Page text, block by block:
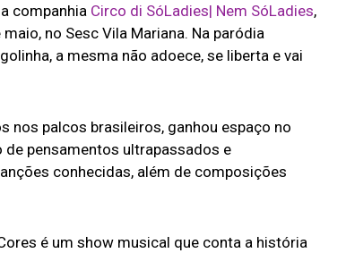
companhia Circo di SóLadies| Nem SóLadies,
no Sesc Vila Mariana. Na paródia
a mesma não adoece, se liberta e vai
nos palcos brasileiros, ganhou espaço no
pensamentos ultrapassados e
conhecidas, além de composições
é um show musical que conta a história